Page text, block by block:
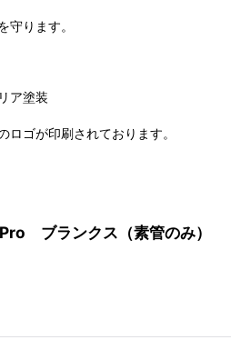
守ります。
ア塗装
ゴが印刷されております。
ブランクス（素管のみ）